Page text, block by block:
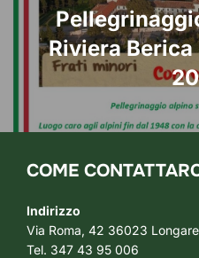
Riviera
COME
Indirizzo
Via Roma, 42 36023
Tel. 347 43 95 006